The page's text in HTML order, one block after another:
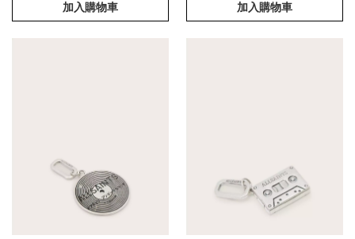
加入購物車 加入購物車